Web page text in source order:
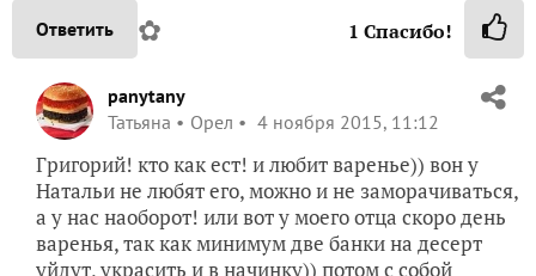
Ответить ✿ 1 Спасибо!
panytany
Татьяна
Орел 4 ноября 2015, 11:12
Григорий! кто как ест! и любит варенье)) вон у
Натальи не любят его, можно и не заморачиваться,
а у нас наоборот! или вот у моего отца скоро день
варенья, так как минимум две банки на десерт
уйдут, украсить и в начинку)) потом с собой